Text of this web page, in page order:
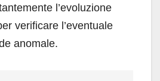
l’evoluzione
verificare l’eventuale
anomale.